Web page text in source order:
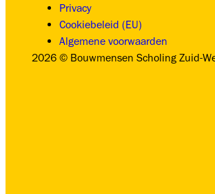
Privacy
Cookiebeleid (EU)
Algemene voorwaarden
2026 © Bouwmensen Scholing Zuid-